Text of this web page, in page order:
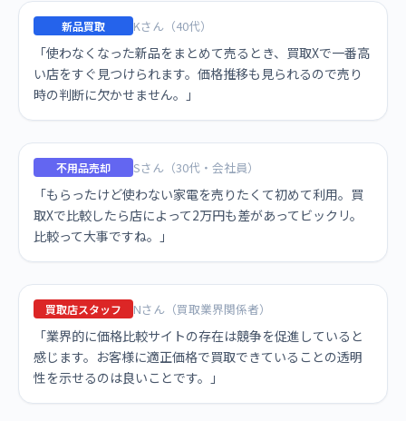
新品買取 Kさん（40代）
「使わなくなった新品をまとめて売るとき、買取Xで一番高
い店をすぐ見つけられます。価格推移も見られるので売り
時の判断に欠かせません。」
不用品売却 Sさん（30代・会社員）
「もらったけど使わない家電を売りたくて初めて利用。買
取Xで比較したら店によって2万円も差があってビックリ。
比較って大事ですね。」
買取店スタッフ Nさん（買取業界関係者）
「業界的に価格比較サイトの存在は競争を促進していると
感じます。お客様に適正価格で買取できていることの透明
性を示せるのは良いことです。」